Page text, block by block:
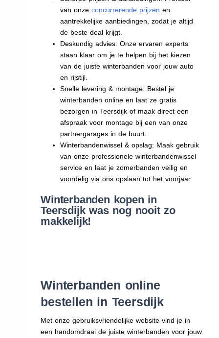
van onzeconcurrerende prijzen en
aantrekkelijke aanbiedingen, zodat je altijd
de beste deal krijgt.
Deskundig advies: Onze ervaren experts
staan klaar om je te helpen bij het kiezen
van de juiste winterbanden voor jouw auto
en rijstijl.
Snelle levering & montage: Bestel je
winterbanden online en laat ze gratis
bezorgen in Teersdijk of maak direct een
afspraak voor montage bij een van onze
partnergarages in de buurt.
Winterbandenwissel & opslag: Maak gebruik
van onze professionele winterbandenwissel
service en laat je zomerbanden veilig en
voordelig via ons opslaan tot het voorjaar.
Winterbanden kopen in
Teersdijk was nog nooit zo
makkelijk!
Winterbanden online
bestellen in Teersdijk
Met onze gebruiksvriendelijke website vind je in
een handomdraai de juiste winterbanden voor jouw